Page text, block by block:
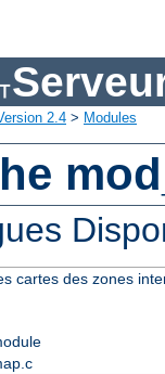
2.4 > Modules
cartes des zones